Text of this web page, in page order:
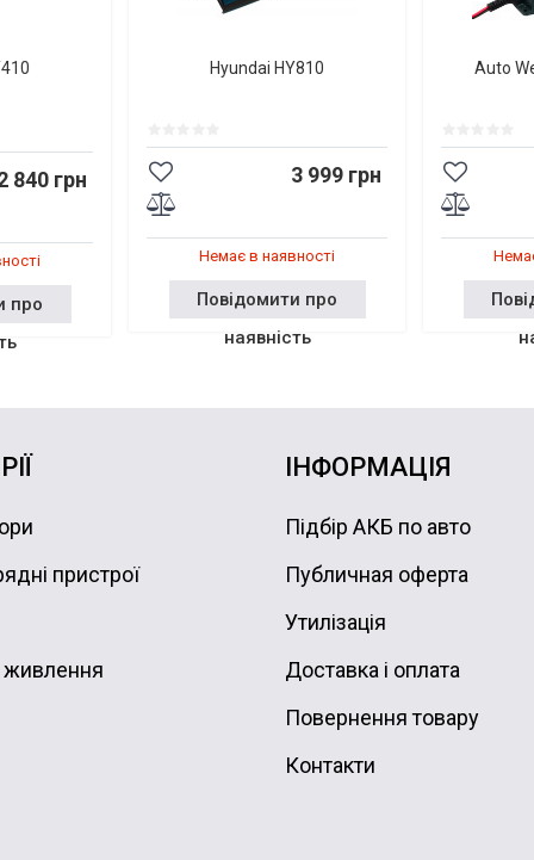
840 грн
про
Hyundai HY810
3 999 грн
Немає в наявності
Повідомити про
наявність
Auto
пристрої
ІНФОРМАЦІЯ
Підбір АКБ по авто
Публичная оферта
Утилізація
Доставка і оплата
Повернення товару
Контакти